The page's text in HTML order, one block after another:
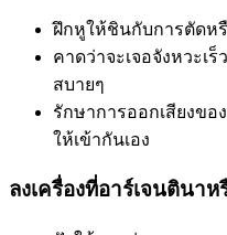
ฝึกหูให้ชินกับการตัดห
คาดว่าจะเจอจังหวะเ
สบายๆ
รักษาการออกเสียงข
ให้เข้ากันเอง
ลงเครื่องที่อาร์เจนตินาห